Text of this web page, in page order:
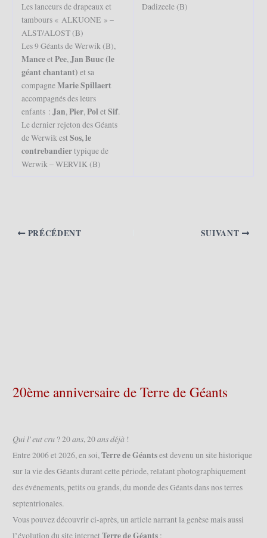
Les lanceurs de drapeaux et
tambours « ALKUONE » –
ALST/ALOST (B)
Les 9 Géants de Werwik (B),
Manceet Pee,Jan Buuc (le
géant chantant) et sa
compagneMarie Spillaert
accompagnés des leurs
enfants : Jan,Pier,Pol et Sif.
Le dernier rejeton des Géants
de Werwik est Sos, le
contrebandiertypique de
Werwik – WERVIK (B)
Dadizeele (B)
PRÉCÉDENT SUIVANT
20ème anniversaire de Terre de Géants
𝑄𝑢𝑖 𝑙’𝑒𝑢𝑡 𝑐𝑟𝑢 ? 20 𝑎𝑛𝑠, 20 𝑎𝑛𝑠 𝑑𝑒́𝑗𝑎̀ !
Entre 2006 et 2026, en soi,Terre de Géantsest devenu un site historique
sur la vie des Géants durant cette période, relatant photographiquement
des événements, petits ou grands, du monde des Géants dans nos terres
septentrionales.
Vous pouvez découvrir ci-après, un article narrant la genèse mais aussi
l’évolution du site internet Terre de Géants :